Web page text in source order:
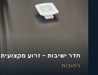
חדר ישיבות – זרוע מקצועית
רחובות